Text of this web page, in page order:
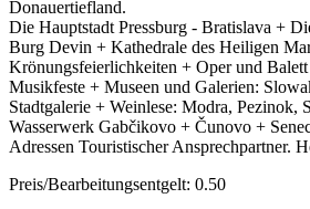
Donauertiefland.
Die Hauptstadt Pressburg - Bratislava +
Burg Devin + Kathedrale des Heiligen
Krönungsfeierlichkeiten + Oper und
Musikfeste + Museen und Galerien:
Stadtgalerie + Weinlese: Modra, Pezinok,
Wasserwerk Gabčikovo + Čunovo +
Adressen Touristischer Ansprechpartner.
Preis/Bearbeitungsentgelt: 0.50